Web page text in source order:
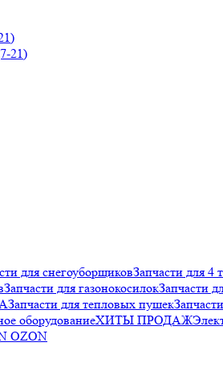
для снегоуборщиковЗапчасти для 4
Запчасти для газонокосилокЗапчасти
Запчасти для тепловых пушек
оборудованиеХИТЫ ПРОДАЖ
OZON